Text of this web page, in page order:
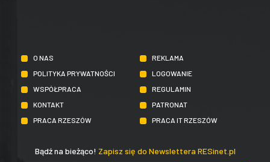
O NAS
REKLAMA
POLITYKA PRYWATNOŚCI
LOGOWANIE
WSPÓŁPRACA
REGULAMIN
KONTAKT
PATRONAT
PRACA RZESZÓW
PRACA IT RZESZÓW
Bądź na bieżąco! Zapisz się do Newslettera RESinet.pl